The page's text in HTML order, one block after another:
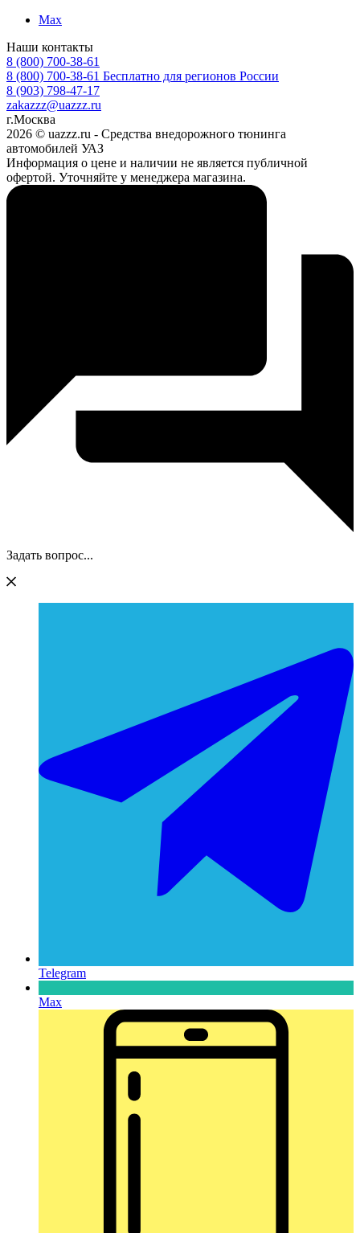
Max
Наши контакты
8 (800) 700-38-61
8 (800) 700-38-61 Бесплатно для регионов России
8 (903) 798-47-17
zakazzz@uazzz.ru
г.Москва
2026 © uazzz.ru - Средства внедорожного тюнинга
автомобилей УАЗ
Информация о цене и наличии не является публичной
офертой. Уточняйте у менеджера магазина.
Задать вопрос...
Telegram
Max